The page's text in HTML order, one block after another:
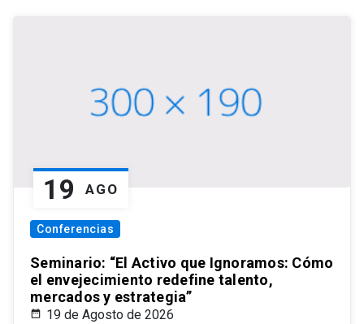
19 AGO
Conferencias
Seminario: “El Activo que Ignoramos: Cómo
el envejecimiento redefine talento,
mercados y estrategia”
19 de Agosto de 2026